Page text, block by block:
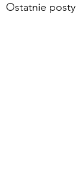
Ostatnie posty